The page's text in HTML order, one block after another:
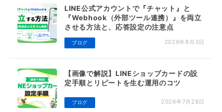
LINE公式アカウントで『チャット』と
『Webhook（外部ツール連携）』を両立
させる方法と、応答設定の注意点
ブログ 2026年8月3日
【画像で解説】LINEショップカードの設
定手順とリピートを生む運用のコツ
ブログ 2026年7月28日